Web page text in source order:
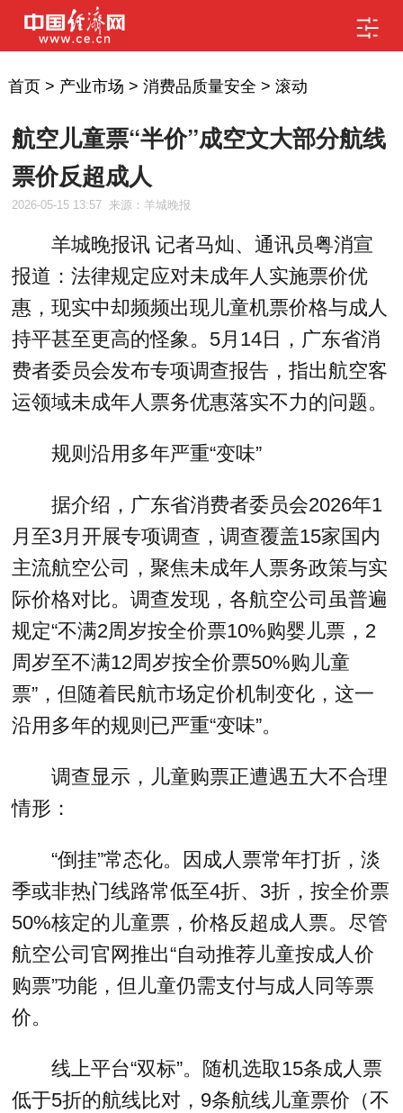
首页> 产业市场 > 消费品质量安全 > 滚动
航空儿童票“半价”成空文大部分航线
票价反超成人
2026-05-15 13:57 来源：羊城晚报
羊城晚报讯 记者马灿、通讯员粤消宣
报道：法律规定应对未成年人实施票价优
惠，现实中却频频出现儿童机票价格与成人
持平甚至更高的怪象。5月14日，广东省消
费者委员会发布专项调查报告，指出航空客
运领域未成年人票务优惠落实不力的问题。
规则沿用多年严重“变味”
据介绍，广东省消费者委员会2026年1
月至3月开展专项调查，调查覆盖15家国内
主流航空公司，聚焦未成年人票务政策与实
际价格对比。调查发现，各航空公司虽普遍
规定“不满2周岁按全价票10%购婴儿票，2
周岁至不满12周岁按全价票50%购儿童
票”，但随着民航市场定价机制变化，这一
沿用多年的规则已严重“变味”。
调查显示，儿童购票正遭遇五大不合理
情形：
“倒挂”常态化。因成人票常年打折，淡
季或非热门线路常低至4折、3折，按全价票
50%核定的儿童票，价格反超成人票。尽管
航空公司官网推出“自动推荐儿童按成人价
购票”功能，但儿童仍需支付与成人同等票
价。
线上平台“双标”。随机选取15条成人票
低于5折的航线比对，9条航线儿童票价（不